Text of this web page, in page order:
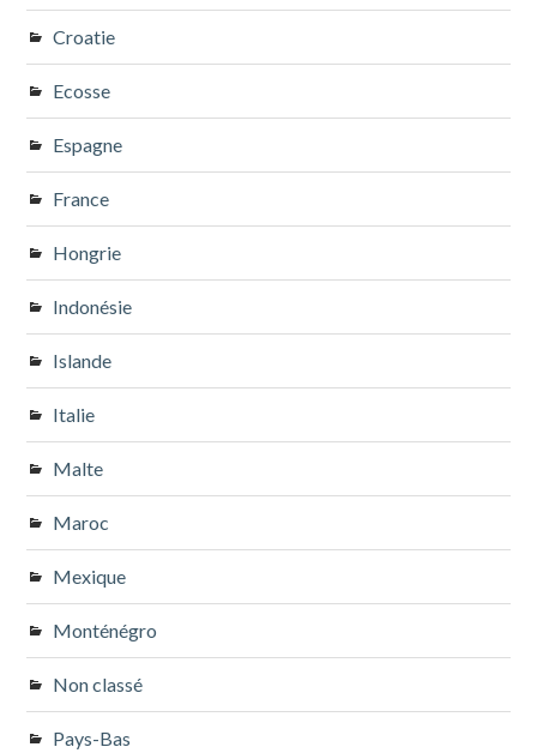
Croatie
Ecosse
Espagne
France
Hongrie
Indonésie
Islande
Italie
Malte
Maroc
Mexique
Monténégro
Non classé
Pays-Bas